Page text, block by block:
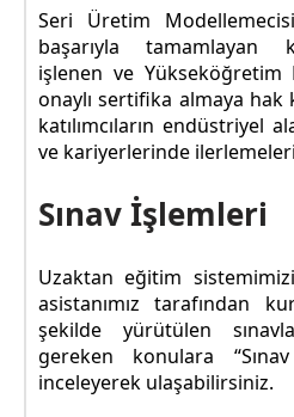
Seri Üretim
başarıyla tamamlayan
işlenen ve Yükseköğretim
onaylı sertifika almaya hak
katılımcıların endüstriyel
ve kariyerlerinde
Sınav İşlemleri
Uzaktan eğitim
asistanımız tarafından
şekilde yürütülen
gereken konulara
inceleyerek ulaşabilirsiniz.